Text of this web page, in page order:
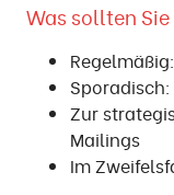
Was sollten
Zur
Mailings
Im